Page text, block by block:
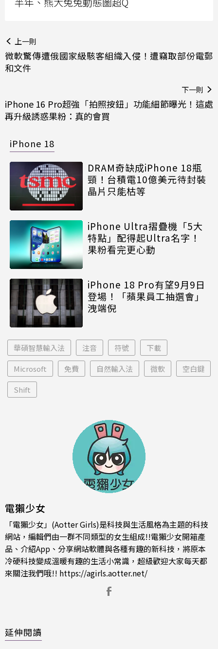
上一則
微軟驚傳遭俄國家級駭客組織入侵！遭竊取部份電郵
和文件
下一則
iPhone 16 Pro超強「拍照按鈕」功能細節曝光！這處
再升級誘惑果粉：真的會買
iPhone 18
DRAM奇缺成iPhone 18瓶
頸！台積電10億美元待封裝
晶片只能枯等
iPhone Ultra摺疊機「5大
特點」配得起Ultra名字！
果粉看完更心動
iPhone 18 Pro有望9月9日
登場！「蘋果員工抽選會」
洩端倪
華碩智慧輸入法 注音 符號 下載
Microsoft 免費 自然輸入法 微軟 空白鍵
Shift
電獺少女
「電獺少女」(Aotter Girls)是科技與生活風格為主題的科技
網站，編輯們由一群不同類型的女生組成!!電獺少女開箱產
品、介紹App、分享網站軟體與各種有趣的新科技，將原本
冷硬科技變成溫暖有趣的生活小常識，超級歡迎大家每天都
來關注我們哦!! https://agirls.aotter.net/
延伸閱讀